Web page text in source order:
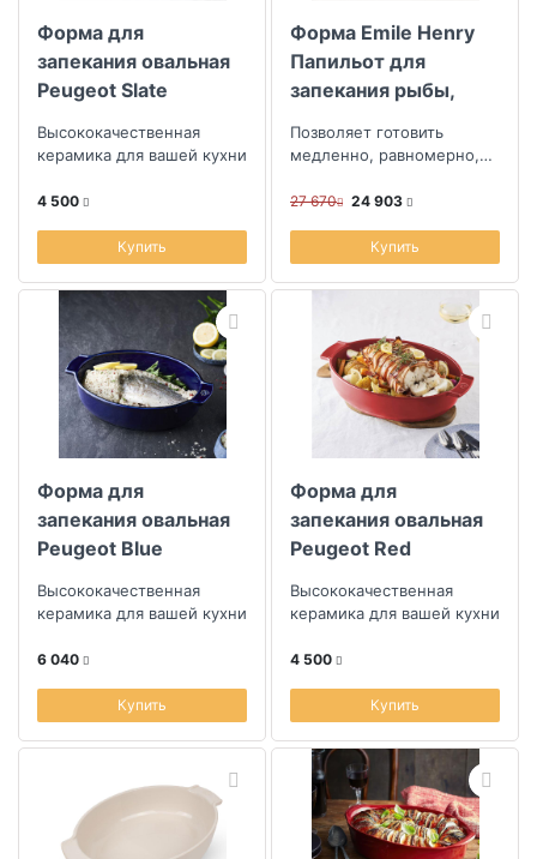
Скидка
Ширина (см)
Форма для
запекания овальная
Peugeot Slate
Высококачественная
керамика для вашей кухни
4 500
Купить
Форма Emile Henry
Папильот для
запекания рыбы,
Позволяет готовить
медленно, равномерно,
свойства продуктов.
27 670 24 903
Купить
Форма для
запекания овальная
Peugeot Blue
Высококачественная
керамика для вашей кухни
6 040
Купить
Форма для
запекания овальная
Peugeot Red
Высококачественная
керамика для вашей кухни
4 500
Купить